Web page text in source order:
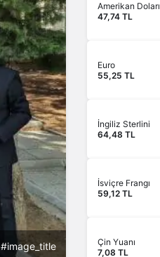
#image_title
Amerikan Doları
47,74 TL
Euro
55,25 TL
İngiliz Sterlini
64,48 TL
İsviçre Frangı
59,12 TL
Çin Yuanı
7,08 TL